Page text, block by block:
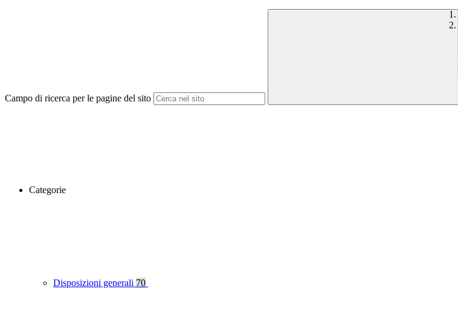
Campo di ricerca per le pagine del sito
Categorie
Disposizioni generali 70